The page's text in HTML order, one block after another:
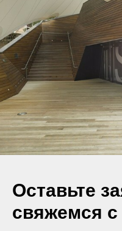
Оставьте
свяжемся